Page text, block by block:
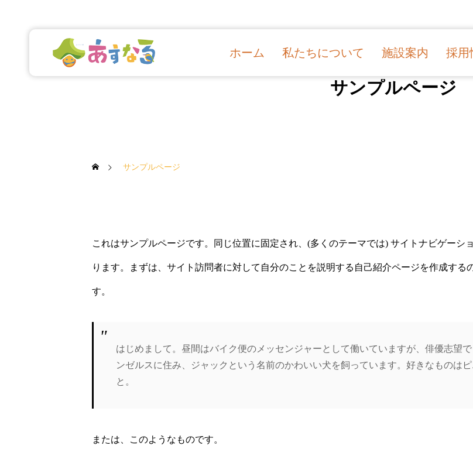
ホーム 私たちについて 施設案内 採用
サンプルページ
サンプルページ
これはサンプルページです。同じ位置に固定され、(多くのテーマでは) サイトナビゲーシ
ります。まずは、サイト訪問者に対して自分のことを説明する自己紹介ページを作成す
す。
はじめまして。昼間はバイク便のメッセンジャーとして働いていますが、俳優志望
ンゼルスに住み、ジャックという名前のかわいい犬を飼っています。好きなものは
と。
または、このようなものです。